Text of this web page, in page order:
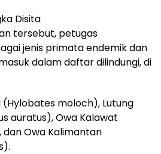
Disita
tersebut, petugas
jenis primata endemik dan
dalam daftar dilindungi, di
(Hylobates moloch), Lutung
auratus), Owa Kalawat
Owa Kalimantan